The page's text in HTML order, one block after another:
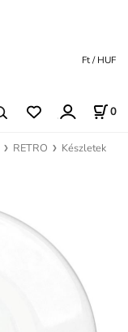
0
Ft / HUF
RETRO Készletek